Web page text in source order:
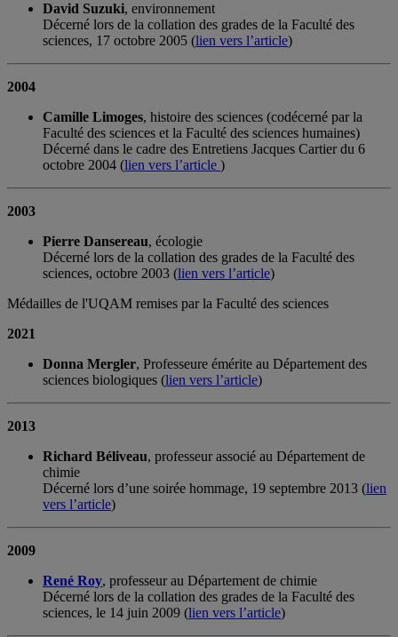
David Suzuki, environnement
Décerné lors de la collation des grades de la Faculté des
sciences, 17 octobre 2005 (lien vers l’article)
2004
Camille Limoges, histoire des sciences (codécerné par la
Faculté des sciences et la Faculté des sciences humaines)
Décerné dans le cadre des Entretiens Jacques Cartier du 6
octobre 2004 (lien vers l’article )
2003
Pierre Dansereau, écologie
Décerné lors de la collation des grades de la Faculté des
sciences, octobre 2003 (lien vers l’article)
Médailles de l'UQAM remises par la Faculté des sciences
2021
Donna Mergler, Professeure émérite au Département des
sciences biologiques (lien vers l’article)
2013
Richard Béliveau, professeur associé au Département de
chimie
Décerné lors d’une soirée hommage, 19 septembre 2013 (lien
vers l’article)
2009
René Roy, professeur au Département de chimie
Décerné lors de la collation des grades de la Faculté des
sciences, le 14 juin 2009 (lien vers l’article)